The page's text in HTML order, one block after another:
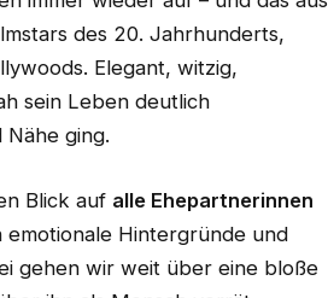
des 20. Jahrhunderts,
Elegant, witzig,
sein Leben deutlich
ging.
Blick auf alle Ehepartnerinnen
emotionale Hintergründe und
gehen wir weit über eine bloße